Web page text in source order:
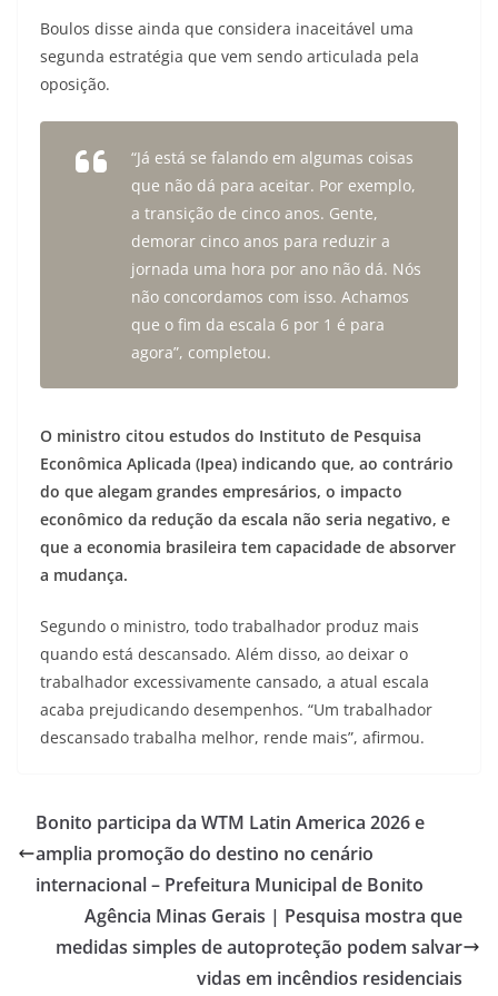
Boulos disse ainda que considera inaceitável uma
segunda estratégia que vem sendo articulada pela
oposição.
“Já está se falando em algumas coisas
que não dá para aceitar. Por exemplo,
a transição de cinco anos. Gente,
demorar cinco anos para reduzir a
jornada uma hora por ano não dá. Nós
não concordamos com isso. Achamos
que o fim da escala 6 por 1 é para
agora”, completou.
O ministro citou estudos do Instituto de Pesquisa
Econômica Aplicada (Ipea) indicando que, ao contrário
do que alegam grandes empresários, o impacto
econômico da redução da escala não seria negativo, e
que a economia brasileira tem capacidade de absorver
a mudança.
Segundo o ministro, todo trabalhador produz mais
quando está descansado. Além disso, ao deixar o
trabalhador excessivamente cansado, a atual escala
acaba prejudicando desempenhos. “Um trabalhador
descansado trabalha melhor, rende mais”, afirmou.
Bonito participa da WTM Latin America 2026 e
amplia promoção do destino no cenário
internacional – Prefeitura Municipal de Bonito
Agência Minas Gerais | Pesquisa mostra que
medidas simples de autoproteção podem salvar
vidas em incêndios residenciais